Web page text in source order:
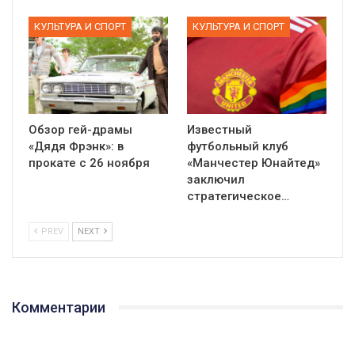
КУЛЬТУРА И СПОРТ
Обзор гей-драмы
«Дядя Фрэнк»: в
прокате с 26 ноября
КУЛЬТУРА И СПОРТ
Известный
футбольный клуб
«Манчестер Юнайтед»
заключил
стратегическое…
PREV NEXT
Комментарии